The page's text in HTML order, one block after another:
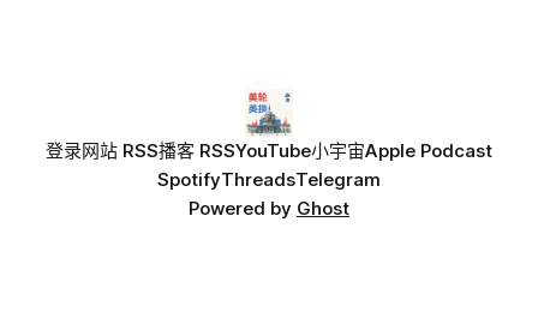
登录网站 RSS播客 RSSYouTube小宇宙Apple Podcast
SpotifyThreadsTelegram
Powered by Ghost